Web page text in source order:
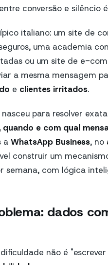
conversão e silêncio
italiano: um site de
uma academia
ou um site de e-
a mesma mensagem
e clientes irritados.
para resolver
e com qual
a WhatsApp Business, no
construir um
semana, com lógica
dados
não é